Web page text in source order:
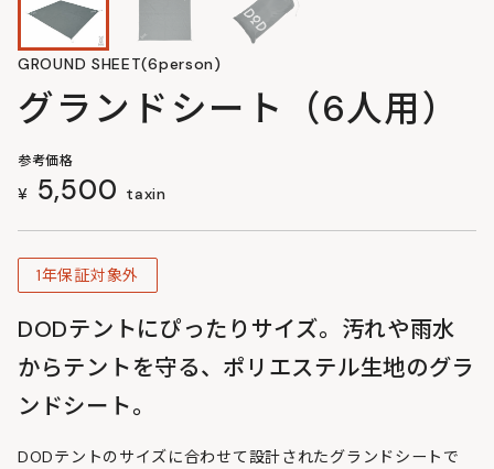
GROUND SHEET(6person)
グランドシート（6人用）
参考価格
¥ 5,500 taxin
1年保証対象外
DODテントにぴったりサイズ。汚れや雨水
からテントを守る、ポリエステル生地のグラ
ンドシート。
DODテントのサイズに合わせて設計されたグランドシートで